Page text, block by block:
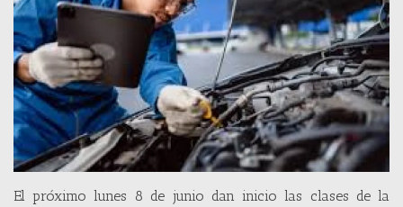
El próximo lunes 8 de junio dan inicio las clases de la